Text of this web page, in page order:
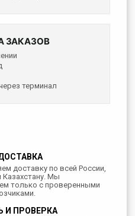
ЗАКАЗОВ
терминал
доставку по всей России,
Казахстану. Мы
только с проверенными
И ПРОВЕРКА